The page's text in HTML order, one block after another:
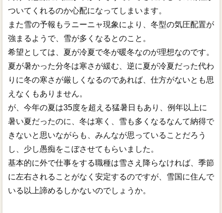
ついてくれるのか心配になってしまいます。
また雪の予報もラニーニャ現象により、冬型の気圧配置が
強まるようで、雪が多くなるとのこと。
希望としては、夏が冷夏で冬が暖冬なのが理想なのです。
夏が暑かった分冬は寒さが緩む、逆に夏が冷夏だった代わ
りに冬の寒さが厳しくなるのであれば、仕方がないとも思
えなくもありません。
が、今年の夏は35度を超える猛暑日もあり、例年以上に
暑い夏だったのに、冬は寒く、雪も多くなるなんて納得で
きないと思いながらも、みんなが思っていることだろう
し、少し愚痴をこぼさせてもらいました。
基本的に外で仕事をする職種は雪さえ降らなければ、季節
に左右されることがなく安定するのですが、雪国に住んで
いる以上諦めるしかないのでしょうか。